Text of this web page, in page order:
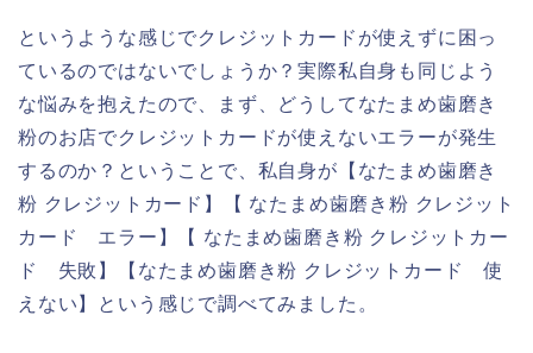
というような感じでクレジットカードが使えずに困っ
ているのではないでしょうか？実際私自身も同じよう
な悩みを抱えたので、まず、どうしてなたまめ歯磨き
粉のお店でクレジットカードが使えないエラーが発生
するのか？ということで、私自身が【なたまめ歯磨き
粉 クレジットカード】【 なたまめ歯磨き粉 クレジット
カード エラー】【 なたまめ歯磨き粉 クレジットカー
ド 失敗】【なたまめ歯磨き粉 クレジットカード 使
えない】という感じで調べてみました。